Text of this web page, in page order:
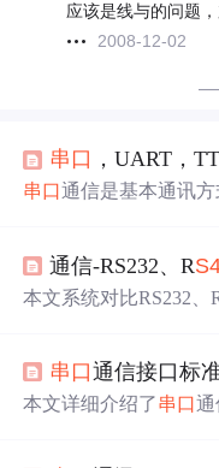
应该是线与的问题
2008-12-02
串口 ，UART，
串口通信是基本通讯
485在抗干扰性、传输
2、RS422与RS - 485
通信-RS232、R
本文系统对比RS232、
用场景。深入解析
点剖析SP3232EEN/
串口通信接口标
本文详细介绍了串口通